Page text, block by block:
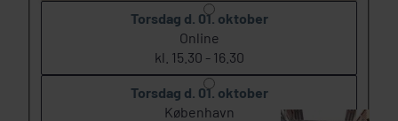
Torsdag d. 01. oktober
Online
kl. 15.30 - 16.30
Torsdag d. 01. oktober
København